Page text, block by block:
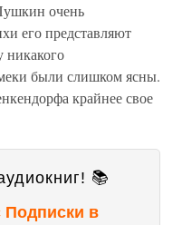
очень
его представляют
были слишком ясны.
крайнее свое
📚
Подписки в